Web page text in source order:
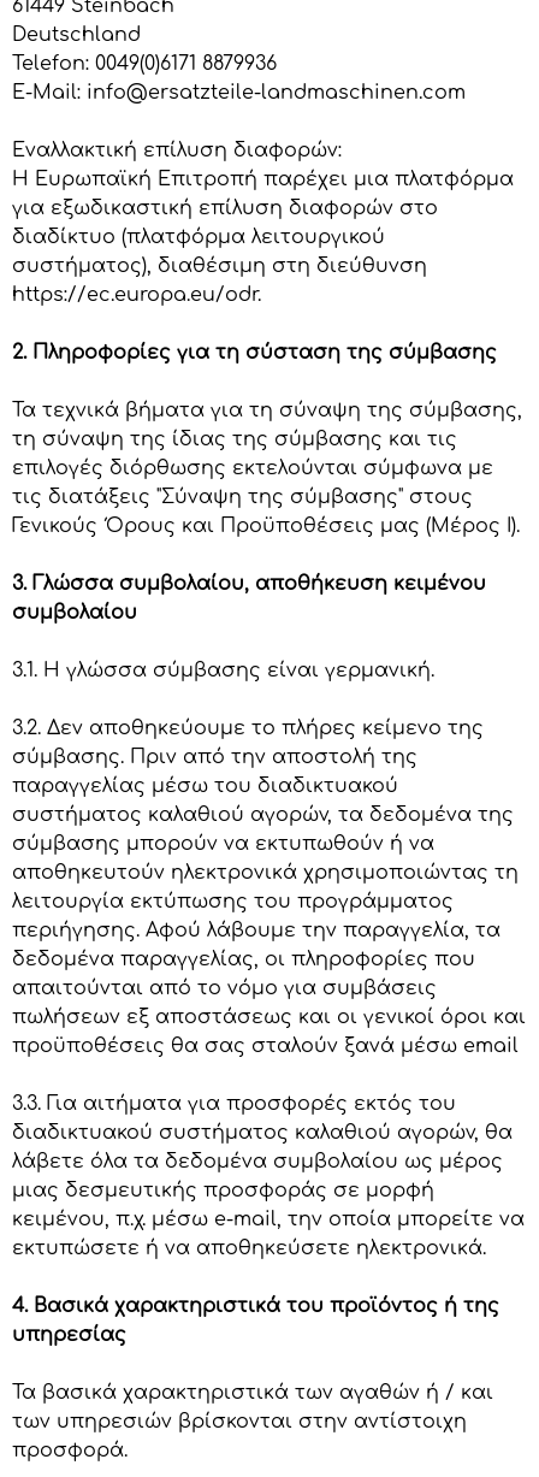
61449 Steinbach
Deutschland
Telefon: 0049(0)6171 8879936
E-Mail: info@ersatzteile-landmaschinen.com
Εναλλακτική επίλυση διαφορών:
Η Ευρωπαϊκή Επιτροπή παρέχει μια πλατφόρμα
για εξωδικαστική επίλυση διαφορών στο
διαδίκτυο (πλατφόρμα λειτουργικού
συστήματος), διαθέσιμη στη διεύθυνση
https://ec.europa.eu/odr.
2. Πληροφορίες για τη σύσταση της σύμβασης
Τα τεχνικά βήματα για τη σύναψη της σύμβασης,
τη σύναψη της ίδιας της σύμβασης και τις
επιλογές διόρθωσης εκτελούνται σύμφωνα με
τις διατάξεις "Σύναψη της σύμβασης" στους
Γενικούς Όρους και Προϋποθέσεις μας (Μέρος Ι).
3. Γλώσσα συμβολαίου, αποθήκευση κειμένου
συμβολαίου
3.1. Η γλώσσα σύμβασης είναι γερμανική.
3.2. Δεν αποθηκεύουμε το πλήρες κείμενο της
σύμβασης. Πριν από την αποστολή της
παραγγελίας μέσω του διαδικτυακού
συστήματος καλαθιού αγορών, τα δεδομένα της
σύμβασης μπορούν να εκτυπωθούν ή να
αποθηκευτούν ηλεκτρονικά χρησιμοποιώντας τη
λειτουργία εκτύπωσης του προγράμματος
περιήγησης. Αφού λάβουμε την παραγγελία, τα
δεδομένα παραγγελίας, οι πληροφορίες που
απαιτούνται από το νόμο για συμβάσεις
πωλήσεων εξ αποστάσεως και οι γενικοί όροι και
προϋποθέσεις θα σας σταλούν ξανά μέσω email
3.3. Για αιτήματα για προσφορές εκτός του
διαδικτυακού συστήματος καλαθιού αγορών, θα
λάβετε όλα τα δεδομένα συμβολαίου ως μέρος
μιας δεσμευτικής προσφοράς σε μορφή
κειμένου, π.χ. μέσω e-mail, την οποία μπορείτε να
εκτυπώσετε ή να αποθηκεύσετε ηλεκτρονικά.
4. Βασικά χαρακτηριστικά του προϊόντος ή της
υπηρεσίας
Τα βασικά χαρακτηριστικά των αγαθών ή / και
των υπηρεσιών βρίσκονται στην αντίστοιχη
προσφορά.